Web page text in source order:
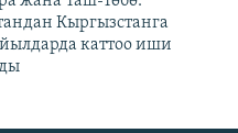
Кыргызстанга
каттоо иши